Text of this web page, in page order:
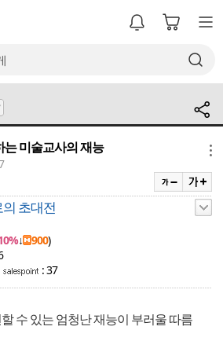
미술교사의 재능
초대전
↓ 900)
: 37
수 있는 엄청난 재능이 부러울 따름